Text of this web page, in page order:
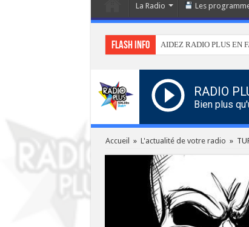
La Radio Les
Flash info AIDEZ RADIO PLUS EN
RADIO
Bien plus
Accueil » L'actualité de votre radio »